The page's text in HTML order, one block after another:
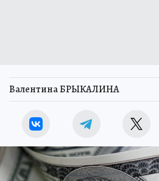
Валентина БРЫКАЛИНА